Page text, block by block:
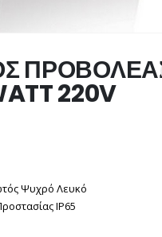
220V
Ψυχρό Λευκό
IP65